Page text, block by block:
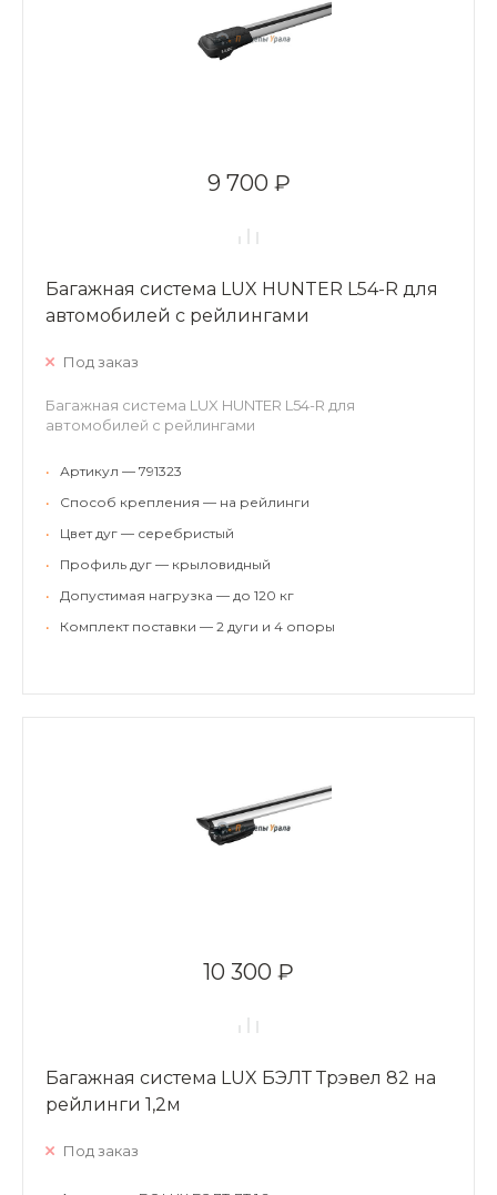
9 700 ₽
Багажная система LUX HUNTER L54-R для
автомобилей с рейлингами
Под заказ
Багажная система LUX HUNTER L54-R для
автомобилей с рейлингами
•
Артикул — 791323
•
Способ крепления — на рейлинги
•
Цвет дуг — серебристый
•
Профиль дуг — крыловидный
•
Допустимая нагрузка — до 120 кг
•
Комплект поставки — 2 дуги и 4 опоры
10 300 ₽
Багажная система LUX БЭЛТ Трэвел 82 на
рейлинги 1,2м
Под заказ